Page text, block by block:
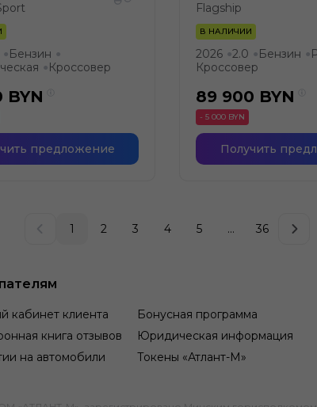
● Бензин ●
● Кроссовер
BYN
предложение
Flagship
В НАЛИЧИИ
2026 ●2.0 ● Бензин ●
Кроссовер
89 900 BYN
- 5 000 BYN
Получить
1 2 3 4 5 ... 36
кабинет клиента
Бонусная программа
книга отзывов
Юридическая информация
на автомобили
Токены «Атлант-М»